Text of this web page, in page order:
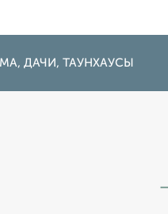
ДАЧИ, ТАУНХАУСЫ